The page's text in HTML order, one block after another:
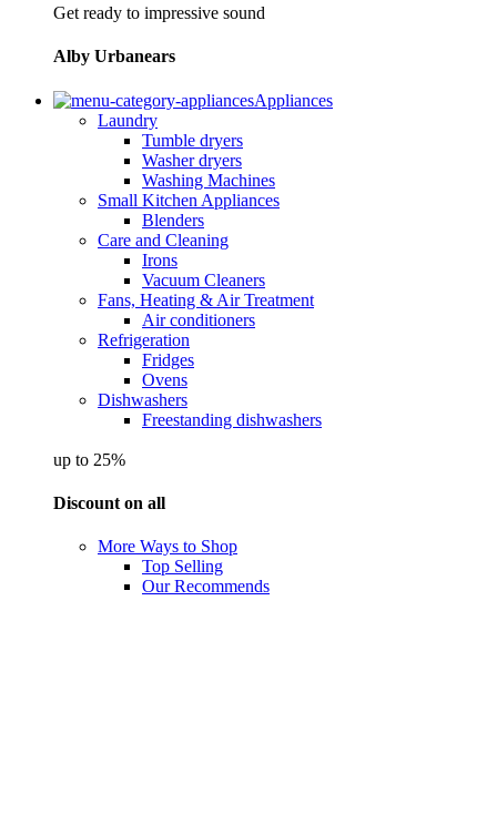
Get ready to impressive sound
Alby Urbanears
Appliances
Laundry
Tumble dryers
Washer dryers
Washing Machines
Small Kitchen Appliances
Blenders
Care and Cleaning
Irons
Vacuum Cleaners
Fans, Heating & Air Treatment
Air conditioners
Refrigeration
Fridges
Ovens
Dishwashers
Freestanding dishwashers
up to 25%
Discount on all
More Ways to Shop
Top Selling
Our Recommends